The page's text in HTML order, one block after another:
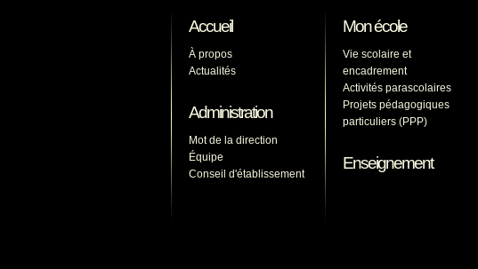
Accueil
À propos
Actualités
Administration
Mot de la direction
Équipe
Conseil d'établissement
Mon école
Vie scolaire et
encadrement
Activités parascolaires
Projets pédagogiques
particuliers (PPP)
Enseignement